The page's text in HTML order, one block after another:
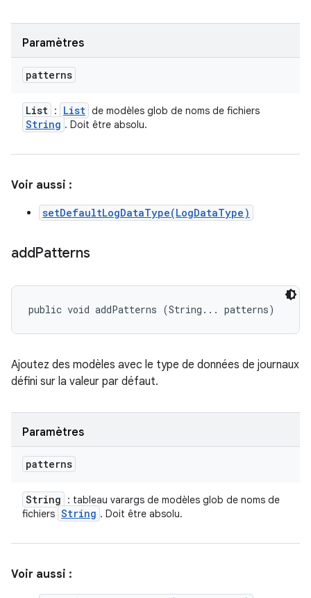
Paramètres
patterns
List : List de modèles glob de noms de fichiers
String . Doit être absolu.
Voir aussi :
setDefaultLogDataType(LogDataType)
addPatterns
public void addPatterns (String... patterns)
Ajoutez des modèles avec le type de données de journaux
défini sur la valeur par défaut.
Paramètres
patterns
String
: tableau varargs de modèles glob de noms de
fichiers String . Doit être absolu.
Voir aussi :